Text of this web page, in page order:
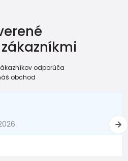
odporúča
obchod